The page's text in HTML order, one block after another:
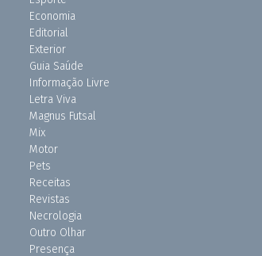
Economia
Editorial
Exterior
Guia Saúde
Informação Livre
Letra Viva
Magnus Futsal
Mix
Motor
Pets
Receitas
Revistas
Necrologia
Outro Olhar
Presença